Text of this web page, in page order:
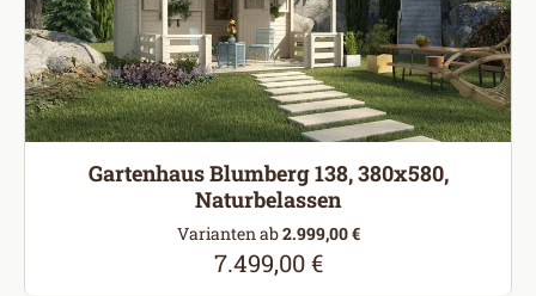
Gartenhaus Blumberg 138, 380x580,
Naturbelassen
Varianten ab2.999,00 €
Regulärer Preis:
7.499,00 €